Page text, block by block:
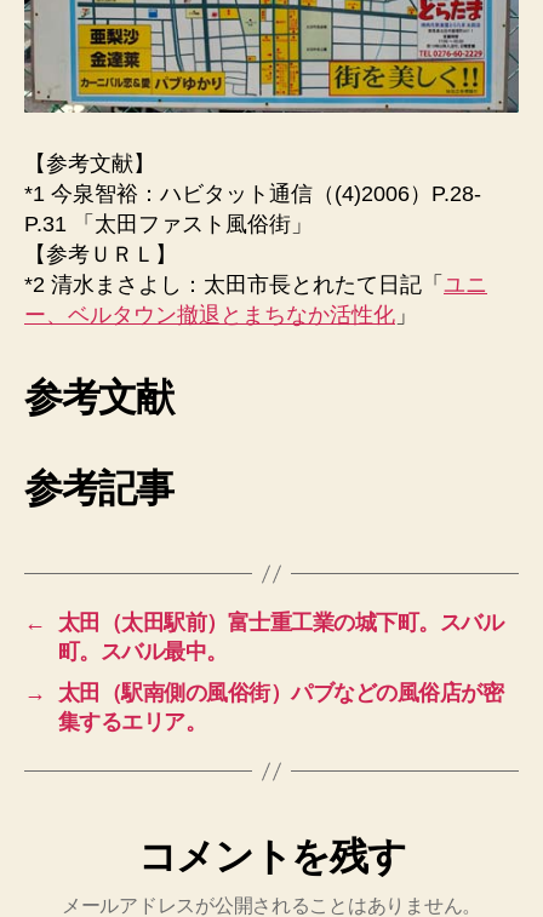
【参考文献】
*1 今泉智裕：ハビタット通信（(4)2006）P.28-
P.31 「太田ファスト風俗街」
【参考ＵＲＬ】
*2 清水まさよし：太田市長とれたて日記「 ユニ
ー、ベルタウン撤退とまちなか活性化 」
参考文献
参考記事
←
太田（太田駅前）富士重工業の城下町。スバル
町。スバル最中。
→
太田（駅南側の風俗街）パブなどの風俗店が密
集するエリア。
コメントを残す
メールアドレスが公開されることはありません。